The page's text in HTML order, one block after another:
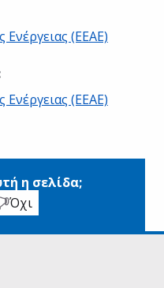
Ενέργειας (ΕΕΑΕ)
Ενέργειας (ΕΕΑΕ)
η σελίδα;
Όχι